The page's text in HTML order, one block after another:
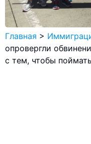
Главная >
опровергли
с тем, чтобы